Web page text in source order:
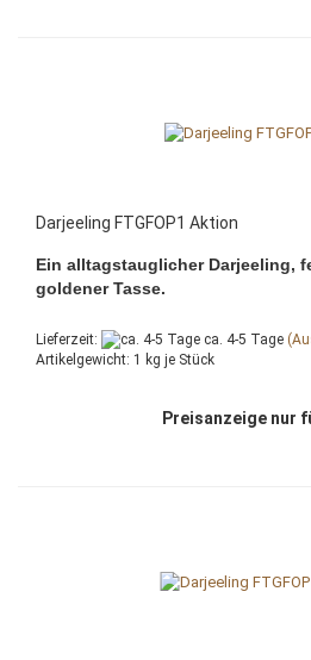
Darjeeling FTGFOP1 Aktion
Ein alltagstauglicher Darjeeling,
goldener Tasse.
Lieferzeit: ca. 4-5 Tage
Artikelgewicht: 1 kg je Stück
Preisanzeige nur